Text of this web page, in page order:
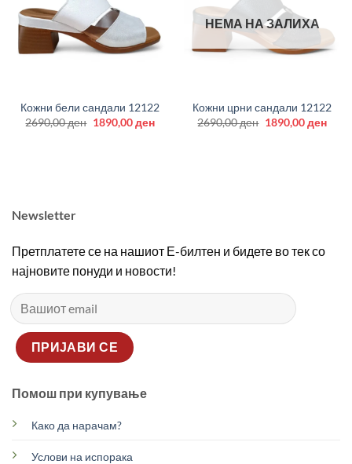
Кожни бели сандали 12122
2690,00ден Original
1890,00денCurrent
НЕМА НА ЗАЛИХА
Кожни црни сандали 12122
2690,00ден Original
1890,00ден
Newsletter
Претплатете се на нашиот Е-билтен и бидете во тек со
најновите понуди и новости!
Помош при купување
Како да нарачам?
Услови на испорака